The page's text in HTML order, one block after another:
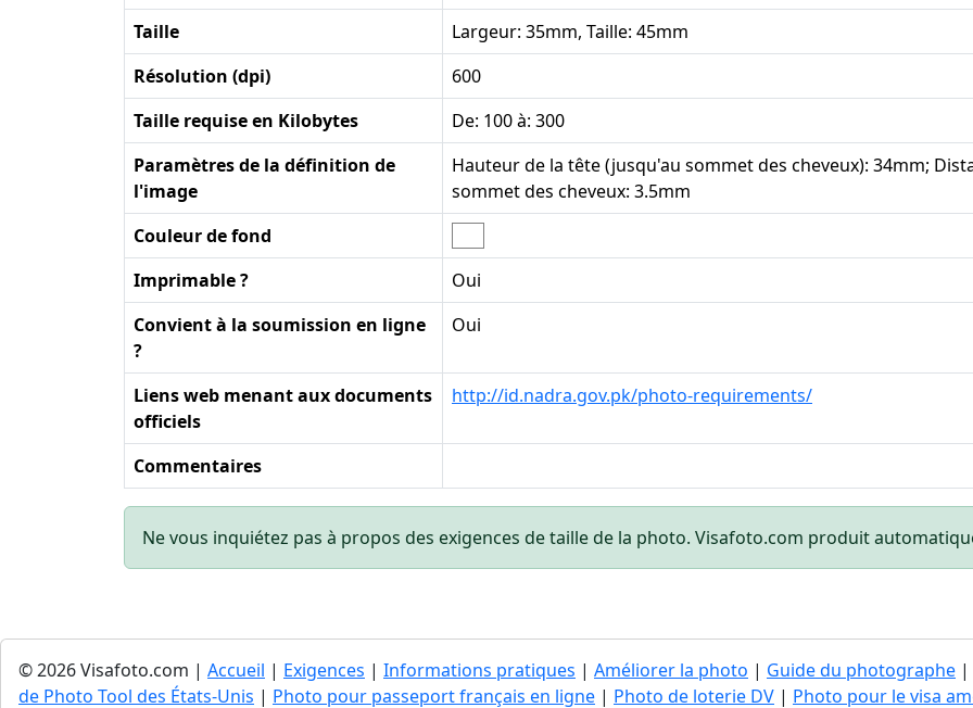
Taille
Largeur: 35mm, Taille: 45mm
Résolution (dpi)
600
Taille requise en Kilobytes
De: 100 à: 300
Paramètres de la définition de
l'image
Hauteur de la tête (jusqu'au sommet des cheveux): 34mm;
sommet des cheveux: 3.5mm
Couleur de fond
Imprimable ?
Oui
Convient à la soumission en ligne
?
Oui
Liens web menant aux documents
officiels
http://id.nadra.gov.pk/photo-requirements/
Commentaires
Ne vous inquiétez pas à propos des exigences de taille de la photo. Visafoto.com produit
© 2026 Visafoto.com | Accueil | Exigences | Informations pratiques | Améliorer la photo | Guide du photographe |
de Photo Tool des États-Unis | Photo pour passeport français en ligne | Photo de loterie DV | Photo pour le visa